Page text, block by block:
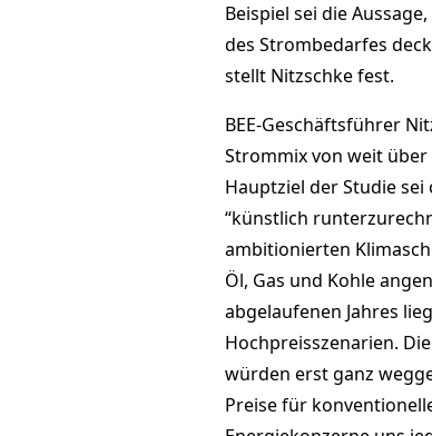
Beispiel sei die
des Strombedarfes
stellt Nitzschke fest.
BEE-Geschäftsführer
Strommix von weit über
Hauptziel der Studie
“künstlich
ambitionierten
Öl, Gas und Kohle
abgelaufenen Jahres
Hochpreisszenarien.
würden erst ganz
Preise für